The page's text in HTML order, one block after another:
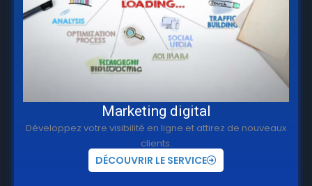
Marketing digital
Développez votre visibilité en ligne et attirez de nouveaux
clients.
DÉCOUVRIR LE SERVICE